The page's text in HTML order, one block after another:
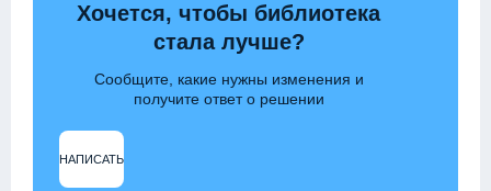
Хочется, чтобы библиотека
стала лучше?
Сообщите, какие нужны изменения и
получите ответ о решении
НАПИСАТЬ